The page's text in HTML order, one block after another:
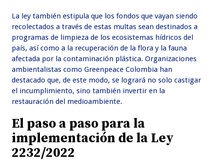
La ley también estipula que los fondos que vayan siendo
recolectados a través de estas multas sean destinados a
programas de limpieza de los ecosistemas hídricos del
país, así como a la recuperación de la flora y la fauna
afectada por la contaminación plástica. Organizaciones
ambientalistas como Greenpeace Colombia han
destacado que, de este modo, se logrará no solo castigar
el incumplimiento, sino también invertir en la
restauración del medioambiente.
El paso a paso para la
implementación de la Ley
2232/2022